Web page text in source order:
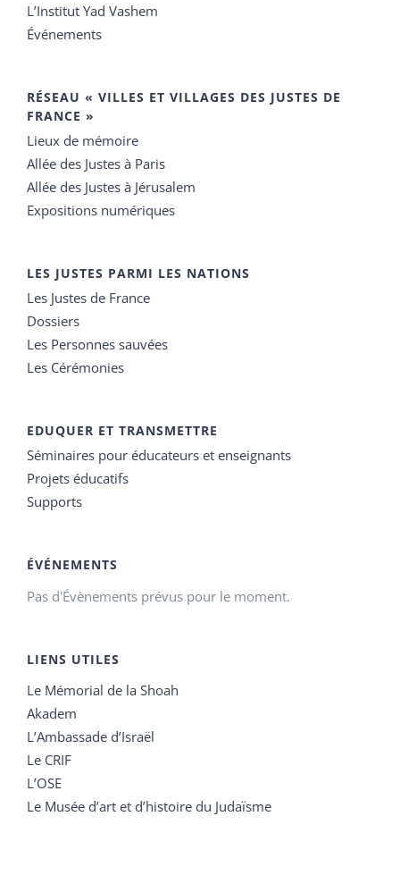
L’Institut Yad Vashem
Événements
RÉSEAU « VILLES ET VILLAGES DES JUSTES DE
FRANCE »
Lieux de mémoire
Allée des Justes à Paris
Allée des Justes à Jérusalem
Expositions numériques
LES JUSTES PARMI LES NATIONS
Les Justes de France
Dossiers
Les Personnes sauvées
Les Cérémonies
EDUQUER ET TRANSMETTRE
Séminaires pour éducateurs et enseignants
Projets éducatifs
Supports
ÉVÉNEMENTS
Pas d'Évènements prévus pour le moment.
LIENS UTILES
Le Mémorial de la Shoah
Akadem
L’Ambassade d’Israël
Le CRIF
L’OSE
Le Musée d’art et d’histoire du Judaïsme